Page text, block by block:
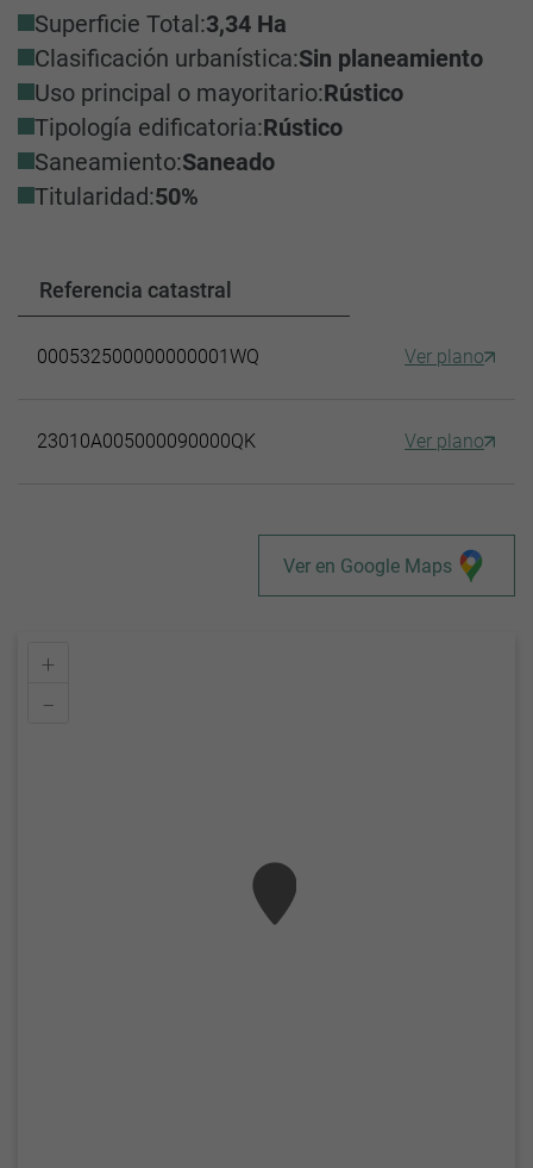
Superficie Total:3,34 Ha
Clasificación urbanística:Sin planeamiento
Uso principal o mayoritario:Rústico
Tipología edificatoria:Rústico
Saneamiento:Saneado
Titularidad:50%
Referencia catastral
000532500000000001WQ Ver plano
23010A005000090000QK Ver plano
Ver en Google Maps
+
–